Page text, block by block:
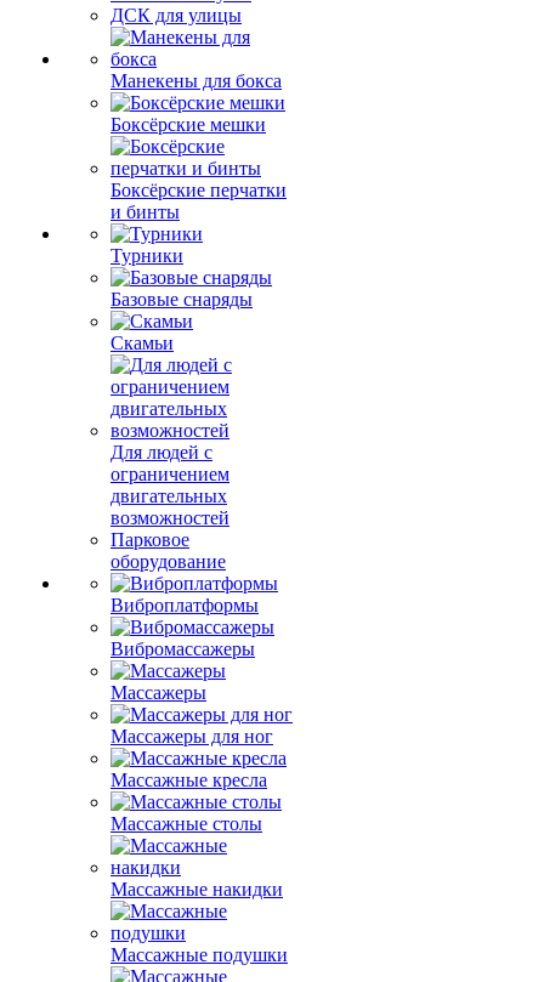
ДСК для улицы
Манекены для бокса
Боксёрские мешки
Боксёрские перчатки
и бинты
Турники
Базовые снаряды
Скамьи
Для людей с
ограничением
двигательных
возможностей
Парковое
оборудование
Виброплатформы
Вибромассажеры
Массажеры
Массажеры для ног
Массажные кресла
Массажные столы
Массажные накидки
Массажные подушки